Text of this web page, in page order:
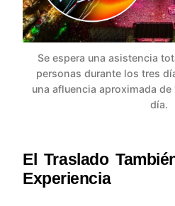
Se espera una asistencia
personas durante los tres
una afluencia aproximada
día.
El Traslado
Experiencia